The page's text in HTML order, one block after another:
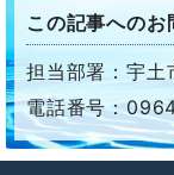
この記事へのお
担当部署：宇
電話番号：